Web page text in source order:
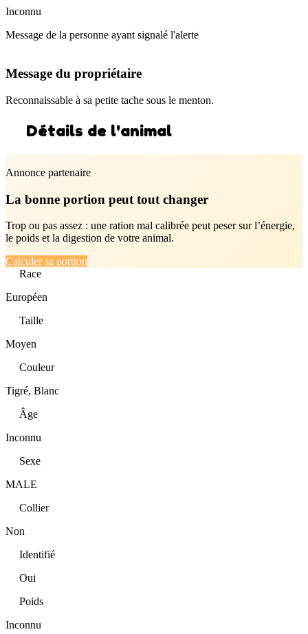
Inconnu
Message de la personne ayant signalé l'alerte
Message du propriétaire
Reconnaissable à sa petite tache sous le menton.
Détails de l'animal
Annonce partenaire
La bonne portion peut tout changer
Trop ou pas assez : une ration mal calibrée peut peser sur l’énergie,
le poids et la digestion de votre animal.
Calculer sa portion
Race
Européen
Taille
Moyen
Couleur
Tigré, Blanc
Âge
Inconnu
Sexe
MALE
Collier
Non
Identifié
Oui
Poids
Inconnu